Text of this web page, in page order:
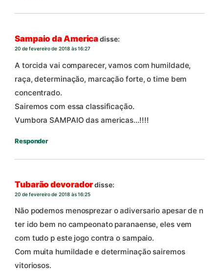
Sampaio da Americadisse:
20 de fevereiro de 2018 às 16:27
A torcida vai comparecer, vamos com humildade,
raça, determinação, marcação forte, o time bem
concentrado.
Sairemos com essa classificação.
Vumbora SAMPAIO das americas…!!!!
Responder
Tubarão devoradordisse:
20 de fevereiro de 2018 às 16:25
Não podemos menosprezar o adiversario apesar de n
ter ido bem no campeonato paranaense, eles vem
com tudo p este jogo contra o sampaio.
Com muita humildade e determinação sairemos
vitoriosos.